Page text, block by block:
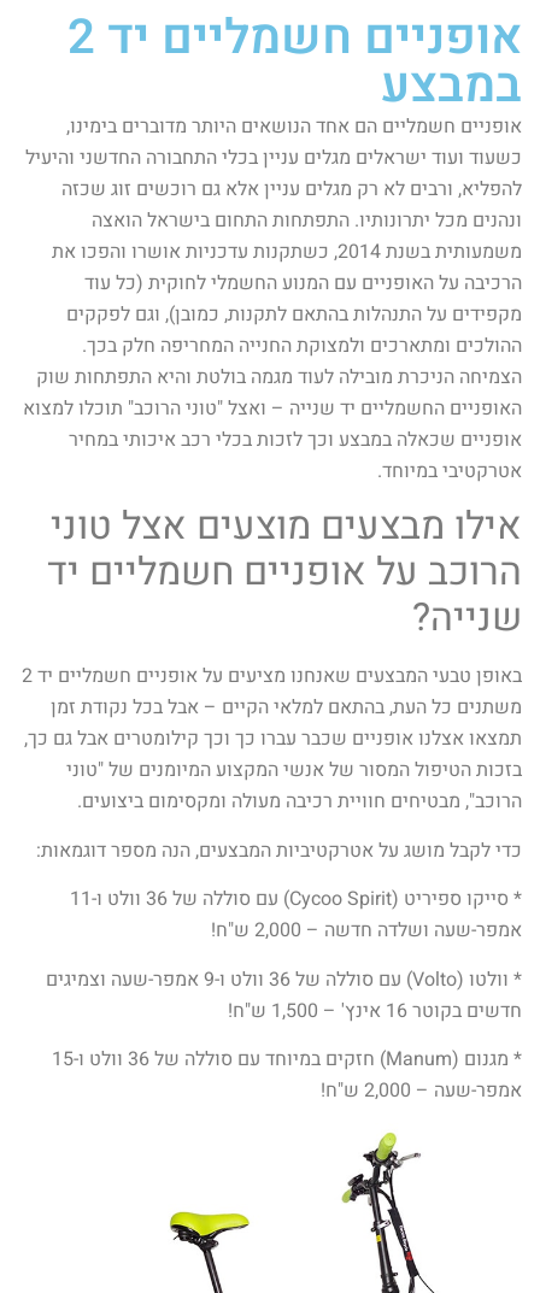
אופניים חשמליים יד 2
במבצע
אופניים חשמליים הם אחד הנושאים היותר מדוברים בימינו,
כשעוד ועוד ישראלים מגלים עניין בכלי התחבורה החדשני והיעיל
להפליא, ורבים לא רק מגלים עניין אלא גם רוכשים זוג שכזה
ונהנים מכל יתרונותיו. התפתחות התחום בישראל הואצה
משמעותית בשנת 2014, כשתקנות עדכניות אושרו והפכו את
הרכיבה על האופניים עם המנוע החשמלי לחוקית (כל עוד
מקפידים על התנהלות בהתאם לתקנות, כמובן), וגם לפקקים
ההולכים ומתארכים ולמצוקת החנייה המחריפה חלק בכך.
הצמיחה הניכרת מובילה לעוד מגמה בולטת והיא התפתחות שוק
האופניים החשמליים יד שנייה – ואצל "טוני הרוכב" תוכלו למצוא
אופניים שכאלה במבצע וכך לזכות בכלי רכב איכותי במחיר
אטרקטיבי במיוחד.
אילו מבצעים מוצעים אצל טוני
הרוכב על אופניים חשמליים יד
שנייה?
באופן טבעי המבצעים שאנחנו מציעים על אופניים חשמליים יד 2
משתנים כל העת, בהתאם למלאי הקיים – אבל בכל נקודת זמן
תמצאו אצלנו אופניים שכבר עברו כך וכך קילומטרים אבל גם כך,
בזכות הטיפול המסור של אנשי המקצוע המיומנים של "טוני
הרוכב", מבטיחים חוויית רכיבה מעולה ומקסימום ביצועים.
כדי לקבל מושג על אטרקטיביות המבצעים, הנה מספר דוגמאות:
* סייקו ספיריט (Cycoo Spirit) עם סוללה של 36 וולט ו-11
אמפר-שעה ושלדה חדשה – 2,000 ש"ח!
* וולטו (Volto) עם סוללה של 36 וולט ו-9 אמפר-שעה וצמיגים
חדשים בקוטר 16 אינץ' – 1,500 ש"ח!
* מגנום (Manum) חזקים במיוחד עם סוללה של 36 וולט ו-15
אמפר-שעה – 2,000 ש"ח!